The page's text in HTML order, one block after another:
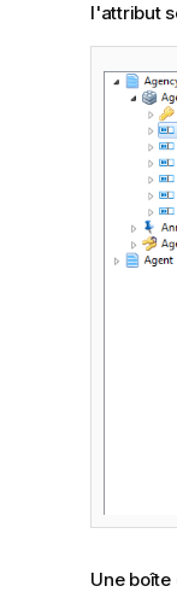
l'attribut
Une